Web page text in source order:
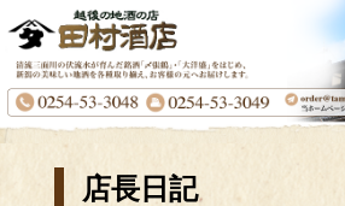
店長日記